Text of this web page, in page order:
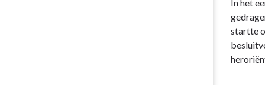
navigatie
Opgave:
In het
startte